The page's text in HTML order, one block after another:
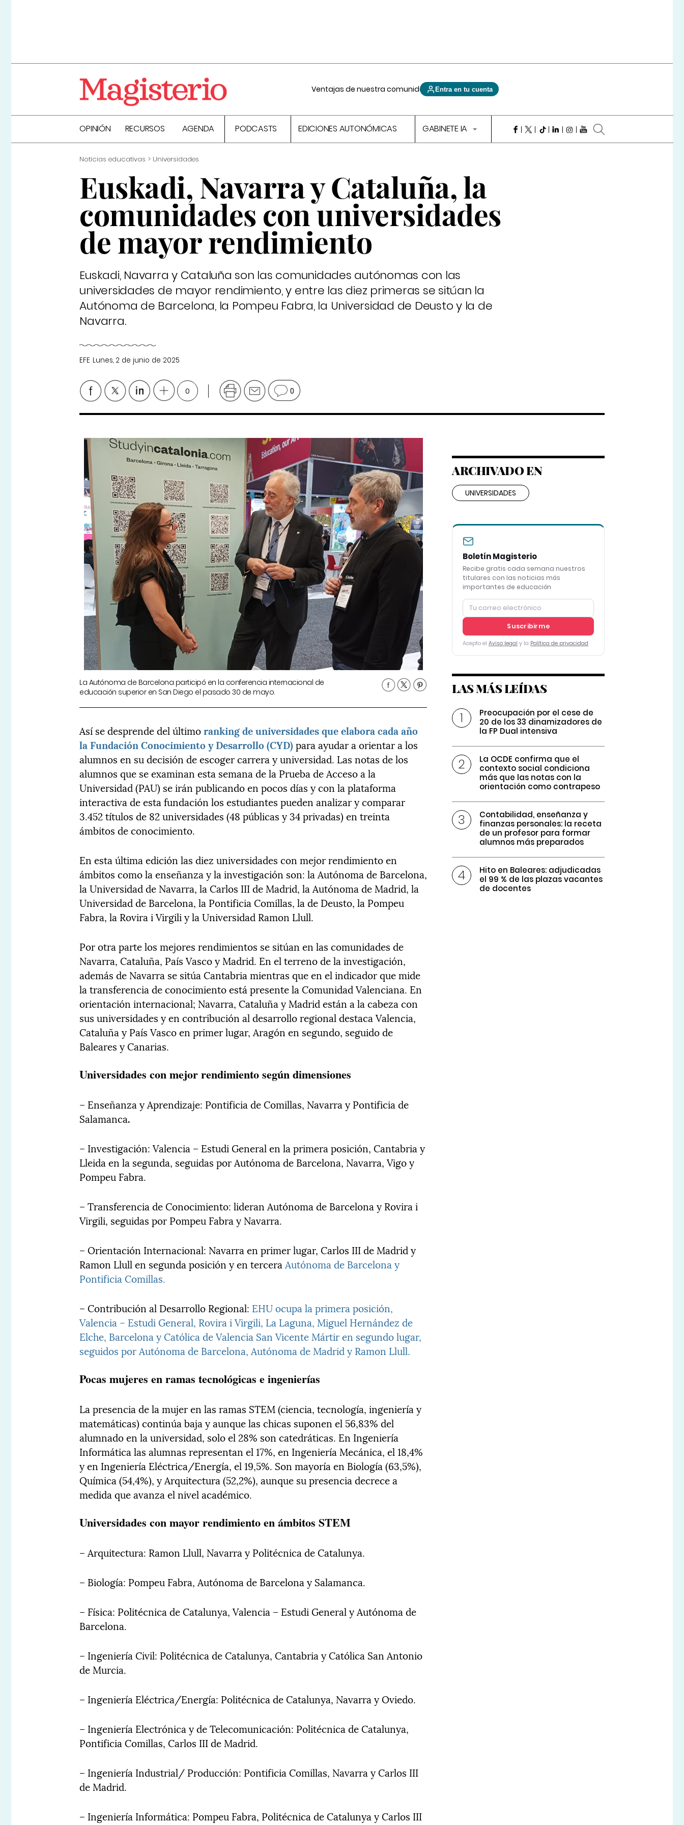
Ventajas de nuestra comunidad Entra en tu cuenta
OPINIÓN RECURSOS AGENDA PODCASTS EDICIONES AUTONÓMICAS GABINETE IA
Noticias educativas Universidades
Euskadi, Navarra y Cataluña, la
comunidades con universidades
de mayor rendimiento
Euskadi, Navarra y Cataluña son las comunidades autónomas con las
universidades de mayor rendimiento, y entre las diez primeras se sitúan la
Autónoma de Barcelona, la Pompeu Fabra, la Universidad de Deusto y la de
Navarra.
EFE Lunes, 2 de junio de 2025
0 0
La Autónoma de Barcelona participó en la conferencia internacional de
educación superior en San Diego el pasado 30 de mayo.
Así se desprende del últimoranking de universidades que elabora cada año
la Fundación Conocimiento y Desarrollo (CYD)para ayudar a orientar a los
alumnos en su decisión de escoger carrera y universidad. Las notas de los
alumnos que se examinan esta semana de la Prueba de Acceso a la
Universidad (PAU) se irán publicando en pocos días y con la plataforma
interactiva de esta fundación los estudiantes pueden analizar y comparar
3.452 títulos de 82 universidades (48 públicas y 34 privadas) en treinta
ámbitos de conocimiento.
En esta última edición las diez universidades con mejor rendimiento en
ámbitos como la enseñanza y la investigación son: la Autónoma de Barcelona,
la Universidad de Navarra, la Carlos III de Madrid, la Autónoma de Madrid, la
Universidad de Barcelona, la Pontificia Comillas, la de Deusto, la Pompeu
Fabra, la Rovira i Virgili y la Universidad Ramon Llull.
Por otra parte los mejores rendimientos se sitúan en las comunidades de
Navarra, Cataluña, País Vasco y Madrid. En el terreno de la investigación,
además de Navarra se sitúa Cantabria mientras que en el indicador que mide
la transferencia de conocimiento está presente la Comunidad Valenciana. En
orientación internacional; Navarra, Cataluña y Madrid están a la cabeza con
sus universidades y en contribución al desarrollo regional destaca Valencia,
Cataluña y País Vasco en primer lugar, Aragón en segundo, seguido de
Baleares y Canarias.
Universidades con mejor rendimiento según dimensiones
– Enseñanza y Aprendizaje: Pontificia de Comillas, Navarra y Pontificia de
Salamanca.
– Investigación: Valencia – Estudi General en la primera posición, Cantabria y
Lleida en la segunda, seguidas por Autónoma de Barcelona, Navarra, Vigo y
Pompeu Fabra.
– Transferencia de Conocimiento: lideran Autónoma de Barcelona y Rovira i
Virgili, seguidas por Pompeu Fabra y Navarra.
– Orientación Internacional: Navarra en primer lugar, Carlos III de Madrid y
Ramon Llull en segunda posición y en terceraAutónoma de Barcelona y
Pontificia Comillas.
– Contribución al Desarrollo Regional: EHU ocupa la primera posición,
Valencia – Estudi General, Rovira i Virgili, La Laguna, Miguel Hernández de
Elche, Barcelona y Católica de Valencia San Vicente Mártir en segundo lugar,
seguidos por Autónoma de Barcelona, Autónoma de Madrid y Ramon Llull.
Pocas mujeres en ramas tecnológicas e ingenierías
La presencia de la mujer en las ramas STEM (ciencia, tecnología, ingeniería y
matemáticas) continúa baja y aunque las chicas suponen el 56,83% del
alumnado en la universidad, solo el 28% son catedráticas. En Ingeniería
Informática las alumnas representan el 17%, en Ingeniería Mecánica, el 18,4%
y en Ingeniería Eléctrica/Energía, el 19,5%. Son mayoría en Biología (63,5%),
Química (54,4%), y Arquitectura (52,2%), aunque su presencia decrece a
medida que avanza el nivel académico.
Universidades con mayor rendimiento en ámbitos STEM
– Arquitectura: Ramon Llull, Navarra y Politécnica de Catalunya.
– Biología: Pompeu Fabra, Autónoma de Barcelona y Salamanca.
– Física: Politécnica de Catalunya, Valencia – Estudi General y Autónoma de
Barcelona.
– Ingeniería Civil: Politécnica de Catalunya, Cantabria y Católica San Antonio
de Murcia.
– Ingeniería Eléctrica/Energía: Politécnica de Catalunya, Navarra y Oviedo.
– Ingeniería Electrónica y de Telecomunicación: Politécnica de Catalunya,
Pontificia Comillas, Carlos III de Madrid.
– Ingeniería Industrial/ Producción: Pontificia Comillas, Navarra y Carlos III
de Madrid.
– Ingeniería Informática: Pompeu Fabra, Politécnica de Catalunya y Carlos III
ARCHIVADO EN
UNIVERSIDADES
Boletín Magisterio
Recibe gratis cada semana nuestros
titulares con las noticias más
importantes de educación
Suscribirme
Acepto el Aviso legal y la Política de privacidad
LAS MÁS LEÍDAS
Preocupación por el cese de
20 de los 33 dinamizadores de
la FP Dual intensiva
La OCDE confirma que el
contexto social condiciona
más que las notas con la
orientación como contrapeso
Contabilidad, enseñanza y
finanzas personales: la receta
de un profesor para formar
alumnos más preparados
Hito en Baleares: adjudicadas
el 99 % de las plazas vacantes
de docentes